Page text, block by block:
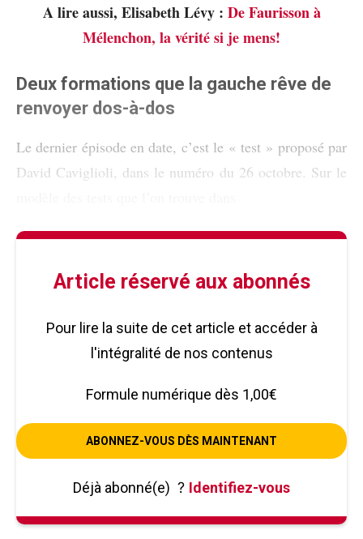
A lire aussi, Elisabeth Lévy : De Faurisson à
Mélenchon, la vérité si je mens!
Deux formations que la gauche rêve de
renvoyer dos-à-dos
Le dernier épisode en date, c’est le « test » proposé par
David Caviglioli, dans le numéro du 26 octobre. Sur le
Article réservé aux abonnés
Pour lire la suite de cet article et accéder à
l'intégralité de nos contenus
Formule numérique dès 1,00€
ABONNEZ-VOUS DÈS MAINTENANT
Déjà abonné(e) ? Identifiez-vous